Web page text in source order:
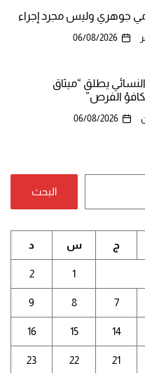
جوهري وليس مجرد إجراء
06/08/2026
يطلق “ميثاق
الفرص”
06/08/2026
البحث
ج س د
1
2
7
8
9
14
15
16
21
22
23